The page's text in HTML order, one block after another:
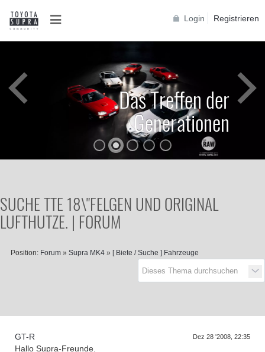
Login Registrieren
Das Treffen der
Generationen
SUCHE TTE 18\"FELGEN UND ORIGINAL
LUFTHUTZE. | FORUM
Position: Forum » Supra MK4 » [ Biete / Suche ] Fahrzeuge
GT-R Dez 28 '2008, 22:35
Hallo Supra-Freunde.